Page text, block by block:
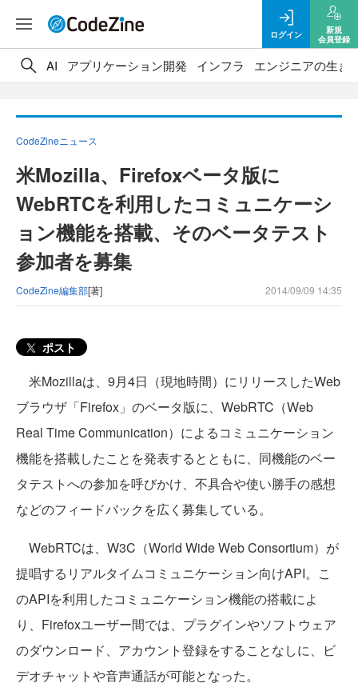
ログイン
新規
会員登録
AI アプリケーション開発 インフラ エンジニアの生き
CodeZineニュース
米Mozilla、Firefoxベータ版に
WebRTCを利用したコミュニケーシ
ョン機能を搭載、そのベータテスト
参加者を募集
CodeZine編集部[著] 2014/09/09 14:35
ポスト
米Mozillaは、9月4日（現地時間）にリリースしたWeb
ブラウザ「Firefox」のベータ版に、WebRTC（Web
Real Time Communication）によるコミュニケーション
機能を搭載したことを発表するとともに、同機能のベー
タテストへの参加を呼びかけ、不具合や使い勝手の感想
などのフィードバックを広く募集している。
WebRTCは、W3C（World Wide Web Consortium）が
提唱するリアルタイムコミュニケーション向けAPI。こ
のAPIを利用したコミュニケーション機能の搭載によ
り、Firefoxユーザー間では、プラグインやソフトウェア
のダウンロード、アカウント登録をすることなしに、ビ
デオチャットや音声通話が可能となった。